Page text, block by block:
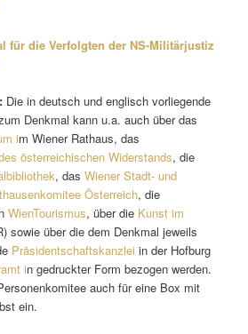
für die Verfolgten der NS-Militärjustiz
Die in deutsch und englisch vorliegende
Denkmal kann u.a. auch über das
im Wiener Rathaus, das
österreichischen Widerstands, die
, dasWiener Stadt- und
Österreich, die
WienTourismus, über die Kunst im
sowie über die dem Denkmal jeweils
Präsidentschaftskanzlei in der Hofburg
in gedruckter Form bezogen werden.
auch für eine Box mit
ein.